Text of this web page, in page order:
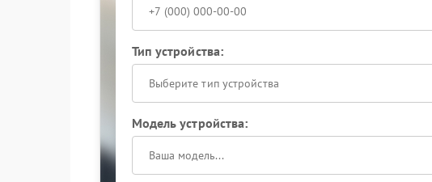
Тип устройства:
Выберите тип устройства
Модель устройства: